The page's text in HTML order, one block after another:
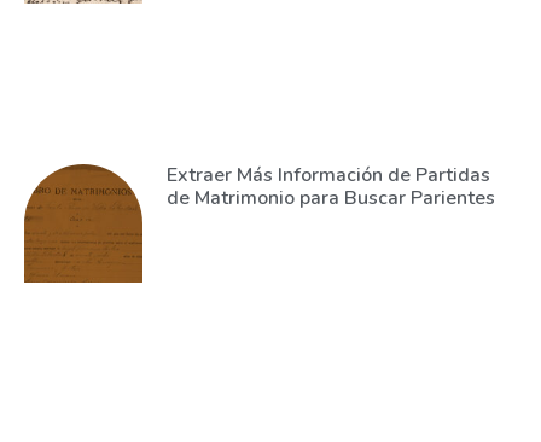
Extraer Más Información de Partidas
de Matrimonio para Buscar Parientes